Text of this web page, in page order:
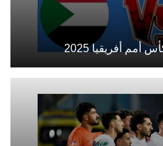
أفريقيا 2025